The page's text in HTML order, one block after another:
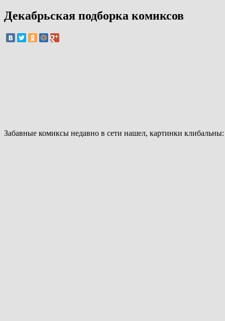
Декабрьская подборка комиксов
Забавные комиксы недавно в сети нашел, картинки клибальны: